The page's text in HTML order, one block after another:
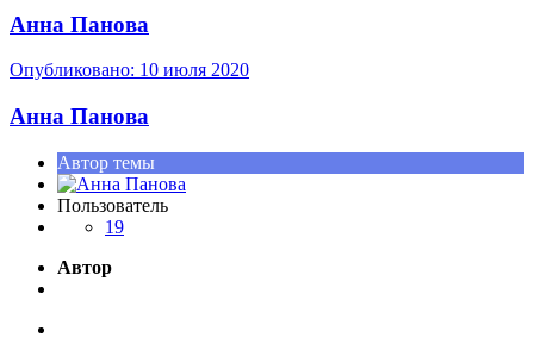
Анна Панова
Опубликовано: 10 июля 2020
Анна Панова
Автор темы
Пользователь
19
Автор